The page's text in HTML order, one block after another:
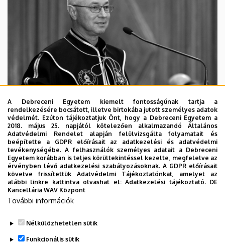
2026. augusztus 5.
Díszdoktorát gyászolja a Debreceni
Egyetem
INTÉZMÉNYI TTK TUDOMÁNY
A Debreceni Egyetem kiemelt fontosságúnak tartja a
rendelkezésére bocsátott, illetve birtokába jutott személyes adatok
védelmét. Ezúton tájékoztatjuk Önt, hogy a Debreceni Egyetem a
2018. május 25. napjától kötelezően alkalmazandó Általános
Adatvédelmi Rendelet alapján felülvizsgálta folyamatait és
beépítette a GDPR előírásait az adatkezelési és adatvédelmi
tevékenységébe. A felhasználók személyes adatait a Debreceni
Egyetem korábban is teljes körültekintéssel kezelte, megfelelve az
érvényben lévő adatkezelési szabályozásoknak. A GDPR előírásait
követve frissítettük Adatvédelmi Tájékoztatónkat, amelyet az
alábbi linkre kattintva olvashat el:Adatkezelési tájékoztató. DE
Kancellária WAV Központ
További információk
Nélkülözhetetlen sütik
Funkcionális sütik